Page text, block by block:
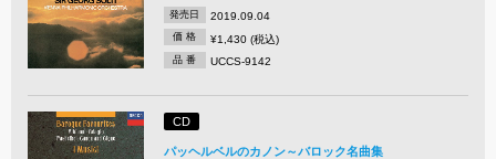
発売日 2019.09.04
価 格 ¥1,430 (税込)
品 番 UCCS-9142
CD
パッヘルベルのカノン～バロック名曲集